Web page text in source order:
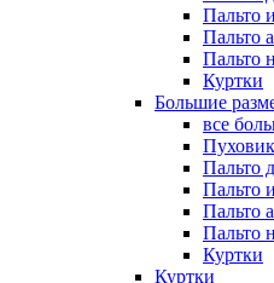
Пальто
Пальто
Пальто
Куртки
Большие
все
Пальто
Пальто
Пальто
Пальто
Куртки
Куртки